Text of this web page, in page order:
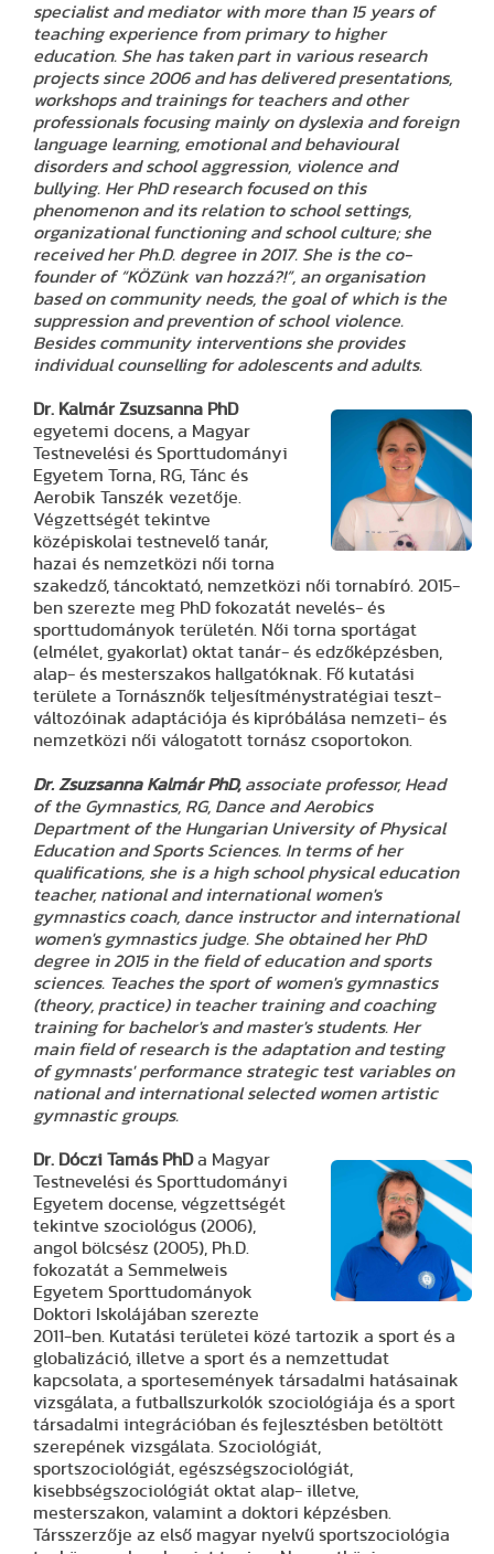
specialist and mediator with more than 15 years of
teaching experience from primary to higher
education. She has taken part in various research
projects since 2006 and has delivered presentations,
workshops and trainings for teachers and other
professionals focusing mainly on dyslexia and foreign
language learning, emotional and behavioural
disorders and school aggression, violence and
bullying. Her PhD research focused on this
phenomenon and its relation to school settings,
organizational functioning and school culture; she
received her Ph.D. degree in 2017. She is the co-
founder of “KÖZünk van hozzá?!”, an organisation
based on community needs, the goal of which is the
suppression and prevention of school violence.
Besides community interventions she provides
individual counselling for adolescents and adults.
Dr. Kalmár Zsuzsanna PhD
egyetemi docens, a Magyar
Testnevelési és Sporttudományi
Egyetem Torna, RG, Tánc és
Aerobik Tanszék vezetője.
Végzettségét tekintve
középiskolai testnevelő tanár,
hazai és nemzetközi női torna
szakedző, táncoktató, nemzetközi női tornabíró. 2015-
ben szerezte meg PhD fokozatát nevelés- és
sporttudományok területén. Női torna sportágat
(elmélet, gyakorlat) oktat tanár- és edzőképzésben,
alap- és mesterszakos hallgatóknak. Fő kutatási
területe a Tornásznők teljesítménystratégiai teszt-
változóinak adaptációja és kipróbálása nemzeti- és
nemzetközi női válogatott tornász csoportokon.
Dr. Zsuzsanna Kalmár PhD,associate professor, Head
of the Gymnastics, RG, Dance and Aerobics
Department of the Hungarian University of Physical
Education and Sports Sciences. In terms of her
qualifications, she is a high school physical education
teacher, national and international women's
gymnastics coach, dance instructor and international
women's gymnastics judge. She obtained her PhD
degree in 2015 in the field of education and sports
sciences. Teaches the sport of women's gymnastics
(theory, practice) in teacher training and coaching
training for bachelor's and master's students. Her
main field of research is the adaptation and testing
of gymnasts' performance strategic test variables on
national and international selected women artistic
gymnastic groups.
Dr. Dóczi Tamás PhDa Magyar
Testnevelési és Sporttudományi
Egyetem docense, végzettségét
tekintve szociológus (2006),
angol bölcsész (2005), Ph.D.
fokozatát a Semmelweis
Egyetem Sporttudományok
Doktori Iskolájában szerezte
2011-ben. Kutatási területei közé tartozik a sport és a
globalizáció, illetve a sport és a nemzettudat
kapcsolata, a sportesemények társadalmi hatásainak
vizsgálata, a futballszurkolók szociológiája és a sport
társadalmi integrációban és fejlesztésben betöltött
szerepének vizsgálata. Szociológiát,
sportszociológiát, egészségszociológiát,
kisebbségszociológiát oktat alap- illetve,
mesterszakon, valamint a doktori képzésben.
Társszerzője az első magyar nyelvű sportszociológia